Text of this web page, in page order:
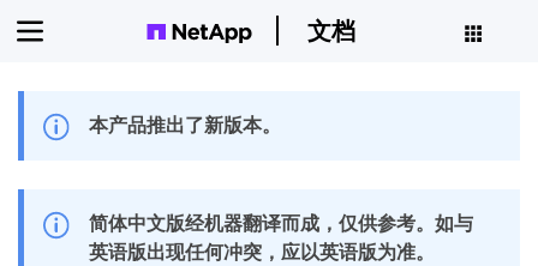
文档
本产品推出了新版本。
简体中文版经机器翻译而成，仅供参考。如与
英语版出现任何冲突，应以英语版为准。